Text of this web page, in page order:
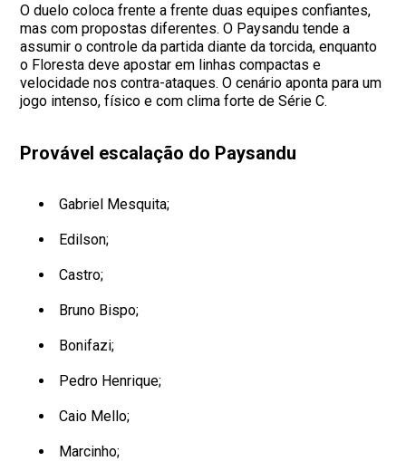
O duelo coloca frente a frente duas equipes confiantes,
mas com propostas diferentes. O Paysandu tende a
assumir o controle da partida diante da torcida, enquanto
o Floresta deve apostar em linhas compactas e
velocidade nos contra-ataques. O cenário aponta para um
jogo intenso, físico e com clima forte de Série C.
Provável escalação do Paysandu
Gabriel Mesquita;
Edilson;
Castro;
Bruno Bispo;
Bonifazi;
Pedro Henrique;
Caio Mello;
Marcinho;